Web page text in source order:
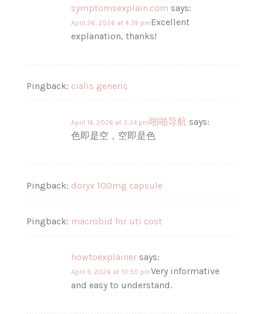
symptomsexplain.com says:
April 26, 2026 at 4:39 pmExcellent
explanation, thanks!
Pingback: cialis generic
啪啪导航 says:
April 16, 2026 at 3:34 pm
色即是空，空即是色
Pingback: doryx 100mg capsule
Pingback: macrobid for uti cost
howtoexplainer says:
April 9, 2026 at 10:50 pmVery informative
and easy to understand.